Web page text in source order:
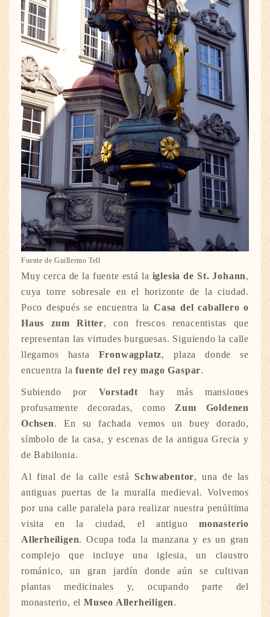
Fuente de Guillermo Tell
Muy cerca de la fuente está la iglesia de St. Johann,
cuya torre sobresale en el horizonte de la ciudad.
Poco después se encuentra laCasa del caballero o
Haus zum Ritter, con frescos renacentistas que
representan las virtudes burguesas. Siguiendo la calle
llegamos hasta Fronwagplatz, plaza donde se
encuentra lafuente del rey mago Gaspar.
Subiendo por Vorstadt hay más mansiones
profusamente decoradas, como Zum Goldenen
Ochsen. En su fachada vemos un buey dorado,
símbolo de la casa, y escenas de la antigua Grecia y
de Babilonia.
Al final de la calle estáSchwabentor, una de las
antiguas puertas de la muralla medieval. Volvemos
por una calle paralela para realizar nuestra penúltima
visita en la ciudad, el antiguo monasterio
Allerheiligen. Ocupa toda la manzana y es un gran
complejo que incluye una iglesia, un claustro
románico, un gran jardín donde aún se cultivan
plantas medicinales y, ocupando parte del
monasterio, el Museo Allerheiligen.